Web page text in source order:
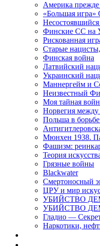
Америка прежде
«Большая игра»
Несостоявшийся
Финские СС на
Рискованная
Старые
Финская война
Латвийский
Украинский
Маннергейм и
Неизвестный
Моя тайная
Норвегия
Польша в
Мюнхен 1938.
Фашизм:
Теория
Грязные войны
Blackwater
Смертоносный
ЦРУ и мир
УБИЙСТВО
УБИЙСТВО
Гладио —
Наркотики,